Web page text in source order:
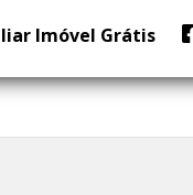
Imóvel Grátis